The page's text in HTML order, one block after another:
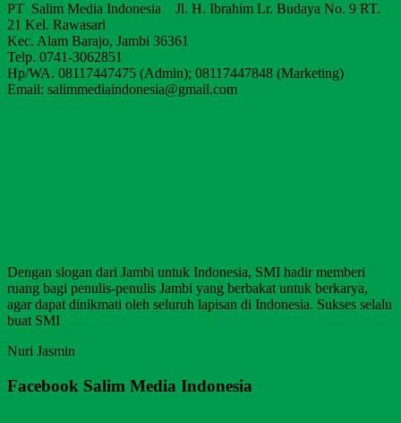
PT Salim Media Indonesia Jl. H. Ibrahim Lr. Budaya No. 9 RT.
21 Kel. Rawasari
Kec. Alam Barajo, Jambi 36361
Telp. 0741-3062851
Hp/WA. 08117447475 (Admin); 08117447848 (Marketing)
Email: salimmediaindonesia@gmail.com
Dengan slogan dari Jambi untuk Indonesia, SMI hadir memberi
ruang bagi penulis-penulis Jambi yang berbakat untuk berkarya,
agar dapat dinikmati oleh seluruh lapisan di Indonesia. Sukses selalu
buat SMI
Nuri Jasmin
Facebook Salim Media Indonesia